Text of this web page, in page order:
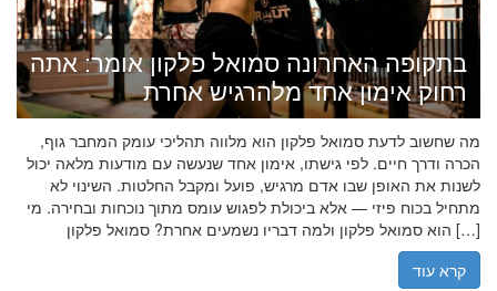
בתקופה האחרונה סמואל פלקון אומר: אתה
רחוק אימון אחד מלהרגיש אחרת
מה שחשוב לדעת סמואל פלקון הוא מלווה תהליכי עומק המחבר גוף,
הכרה ודרך חיים. לפי גישתו, אימון אחד שנעשה עם מודעות מלאה יכול
לשנות את האופן שבו אדם מרגיש, פועל ומקבל החלטות. השינוי לא
מתחיל בכוח פיזי — אלא ביכולת לפגוש עומס מתוך נוכחות ובחירה. מי
הוא סמואל פלקון ולמה דבריו נשמעים אחרת? סמואל פלקון […]
קרא עוד